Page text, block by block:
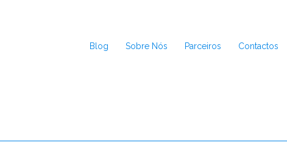
Blog Sobre Nós Parceiros Contactos